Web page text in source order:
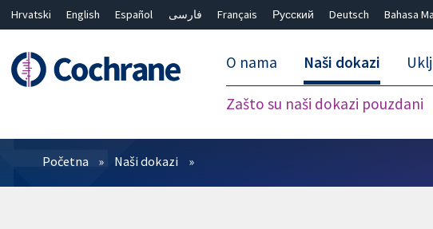
Hrvatski English Español فارسی Français Русский Deutsch Bahasa
O nama Naši dokazi
Zašto su naši dokazi pouzdani
Prečistači
Početna Naši dokazi